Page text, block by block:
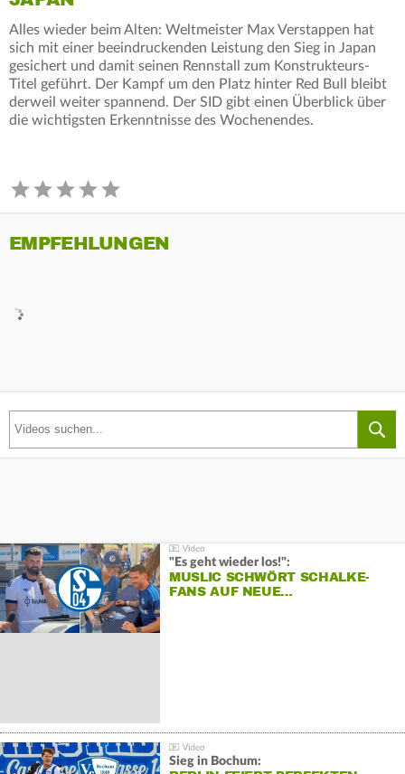
Alles wieder beim Alten: Weltmeister Max Verstappen hat
sich mit einer beeindruckenden Leistung den Sieg in Japan
gesichert und damit seinen Rennstall zum Konstrukteurs-
Titel geführt. Der Kampf um den Platz hinter Red Bull bleibt
derweil weiter spannend. Der SID gibt einen Überblick über
die wichtigsten Erkenntnisse des Wochenendes.
EMPFEHLUNGEN
"Es geht wieder los!":
MUSLIC SCHWÖRT SCHALKE-
FANS AUF NEUE…
Sieg in Bochum: